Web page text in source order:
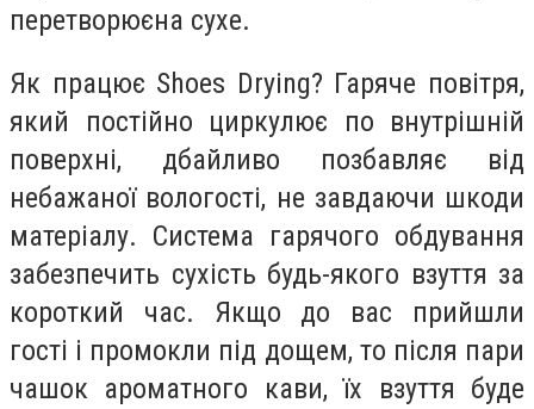
перетворюєна сухе.
Як працює Shoes Drying? Гаряче повітря,
який постійно циркулює по внутрішній
поверхні, дбайливо позбавляє від
небажаної вологості, не завдаючи шкоди
матеріалу. Система гарячого обдування
забезпечить сухість будь-якого взуття за
короткий час. Якщо до вас прийшли
гості і промокли під дощем, то після пари
чашок ароматного кави, їх взуття буде